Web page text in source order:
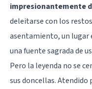
impresionantemente
deleitarse con los
asentamiento, un lugar
una fuente sagrada de
Pero la leyenda no se
sus doncellas. Atendido